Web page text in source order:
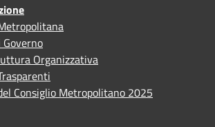
Organizzativa
Consiglio Metropolitano 2025